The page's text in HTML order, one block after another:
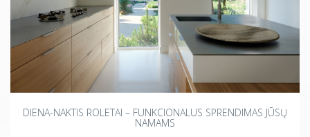
DIENA-NAKTIS ROLETAI – FUNKCIONALUS SPRENDIMAS JŪSŲ
NAMAMS